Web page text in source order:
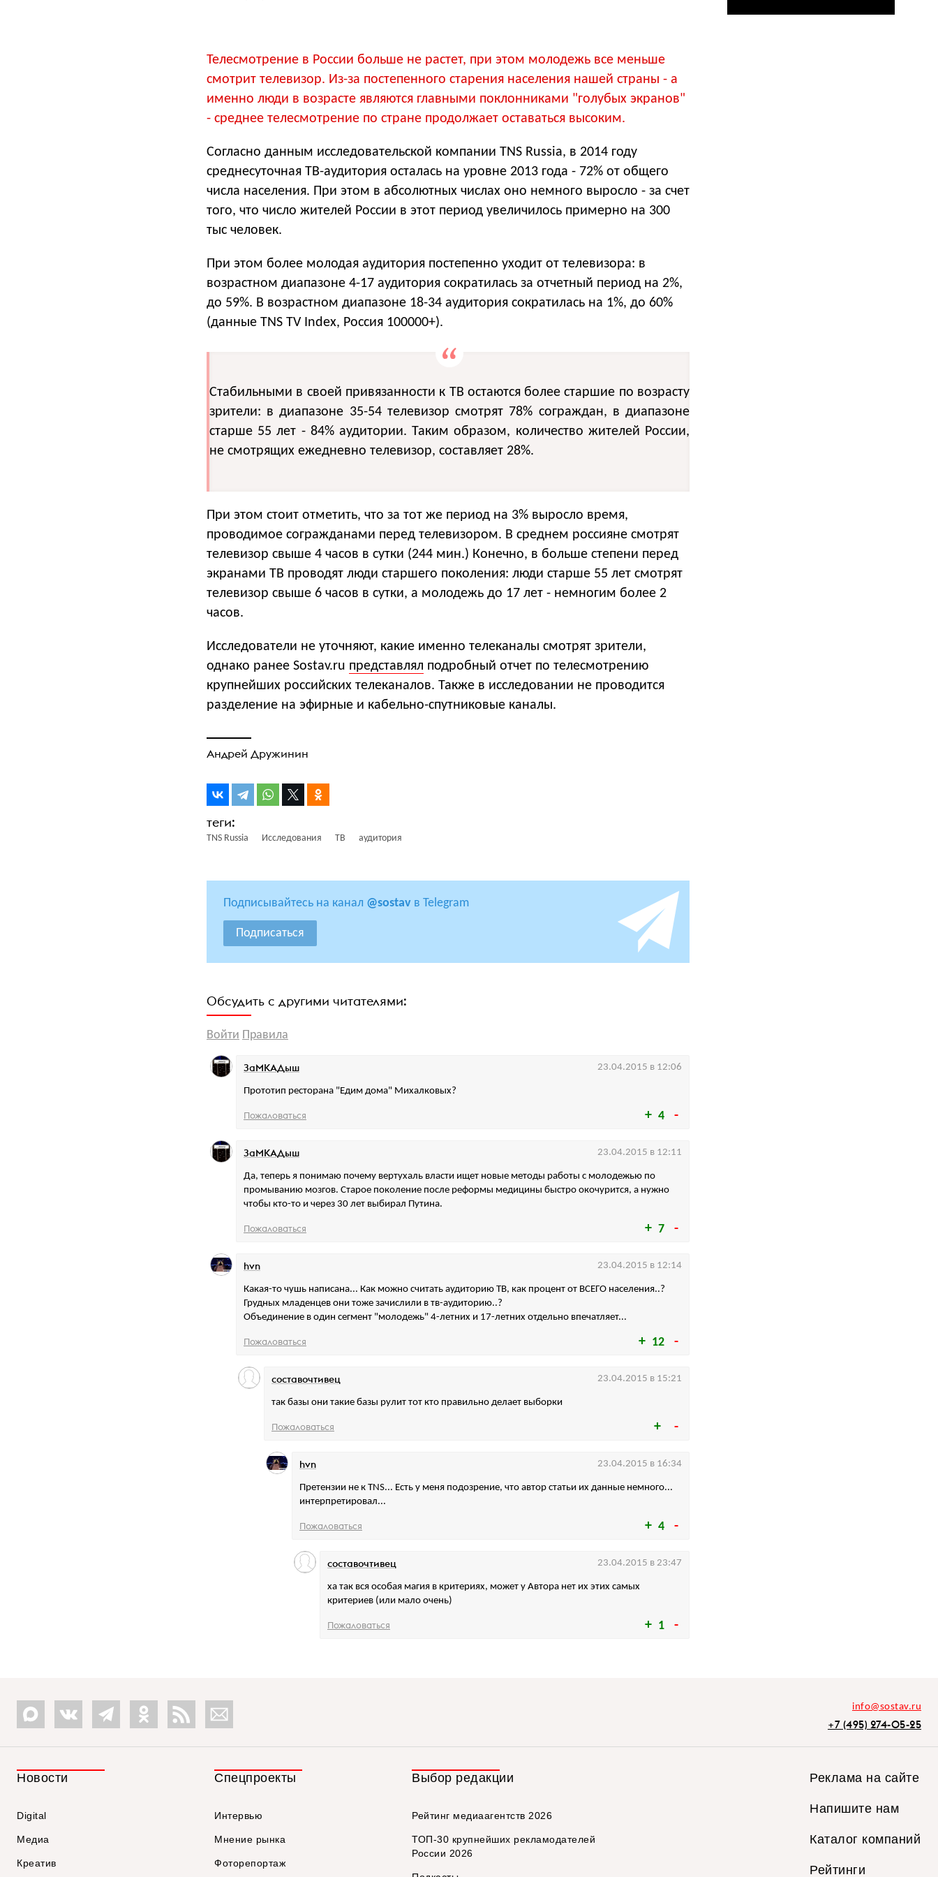
Телесмотрение в России больше не растет, при этом молодежь все меньше
смотрит телевизор. Из-за постепенного старения населения нашей страны - а
именно люди в возрасте являются главными поклонниками "голубых экранов"
- среднее телесмотрение по стране продолжает оставаться высоким.
Согласно данным исследовательской компании TNS Russia, в 2014 году
среднесуточная ТВ-аудитория осталась на уровне 2013 года - 72% от общего
числа населения. При этом в абсолютных числах оно немного выросло - за счет
того, что число жителей России в этот период увеличилось примерно на 300
тыс человек.
При этом более молодая аудитория постепенно уходит от телевизора: в
возрастном диапазоне 4-17 аудитория сократилась за отчетный период на 2%,
до 59%. В возрастном диапазоне 18-34 аудитория сократилась на 1%, до 60%
(данные TNS TV Index, Россия 100000+).
Стабильными в своей привязанности к ТВ остаются более старшие по возрасту
зрители: в диапазоне 35-54 телевизор смотрят 78% сограждан, в диапазоне
старше 55 лет - 84% аудитории. Таким образом, количество жителей России,
не смотрящих ежедневно телевизор, составляет 28%.
При этом стоит отметить, что за тот же период на 3% выросло время,
проводимое согражданами перед телевизором. В среднем россияне смотрят
телевизор свыше 4 часов в сутки (244 мин.) Конечно, в больше степени перед
экранами ТВ проводят люди старшего поколения: люди старше 55 лет смотрят
телевизор свыше 6 часов в сутки, а молодежь до 17 лет - немногим более 2
часов.
Исследователи не уточняют, какие именно телеканалы смотрят зрители,
однако ранее Sostav.ru представлял подробный отчет по телесмотрению
крупнейших российских телеканалов. Также в исследовании не проводится
разделение на эфирные и кабельно-спутниковые каналы.
Андрей Дружинин
TNS Russia Исследования ТВ аудитория
Подписывайтесь на канал @sostav в Telegram
Подписаться
Обсудить с другими читателями:
Войти Правила
4
Прототип ресторана "Едим дома" Михалковых?
ЗаМКАДыш 23.04.2015 в 12:06
Пожаловаться
7
Да, теперь я понимаю почему вертухаль власти ищет новые методы работы с молодежью по
промыванию мозгов. Старое поколение после реформы медицины быстро окочурится, а нужно
чтобы кто-то и через 30 лет выбирал Путина.
ЗаМКАДыш 23.04.2015 в 12:11
Пожаловаться
12
Какая-то чушь написана... Как можно считать аудиторию ТВ, как процент от ВСЕГО населения..?
Грудных младенцев они тоже зачислили в тв-аудиторию..?
Объединение в один сегмент "молодежь" 4-летних и 17-летних отдельно впечатляет...
hvn 23.04.2015 в 12:14
Пожаловаться
так базы они такие базы рулит тот кто правильно делает выборки
составочтивец 23.04.2015 в 15:21
Пожаловаться
4
Претензии не к TNS... Есть у меня подозрение, что автор статьи их данные немного...
интерпретировал...
hvn 23.04.2015 в 16:34
Пожаловаться
1
ха так вся особая магия в критериях, может у Автора нет их этих самых
критериев (или мало очень)
составочтивец 23.04.2015 в 23:47
Пожаловаться
info@sostav.ru
+7 (495) 274-05-25
Новости
Digital
Медиа
Креатив
Спецпроекты
Интервью
Мнение рынка
Фоторепортаж
Выбор редакции
Рейтинг медиаагентств 2026
ТОП-30 крупнейших рекламодателей
России 2026
Реклама на сайте
Напишите нам
Каталог компаний
Рейтинги